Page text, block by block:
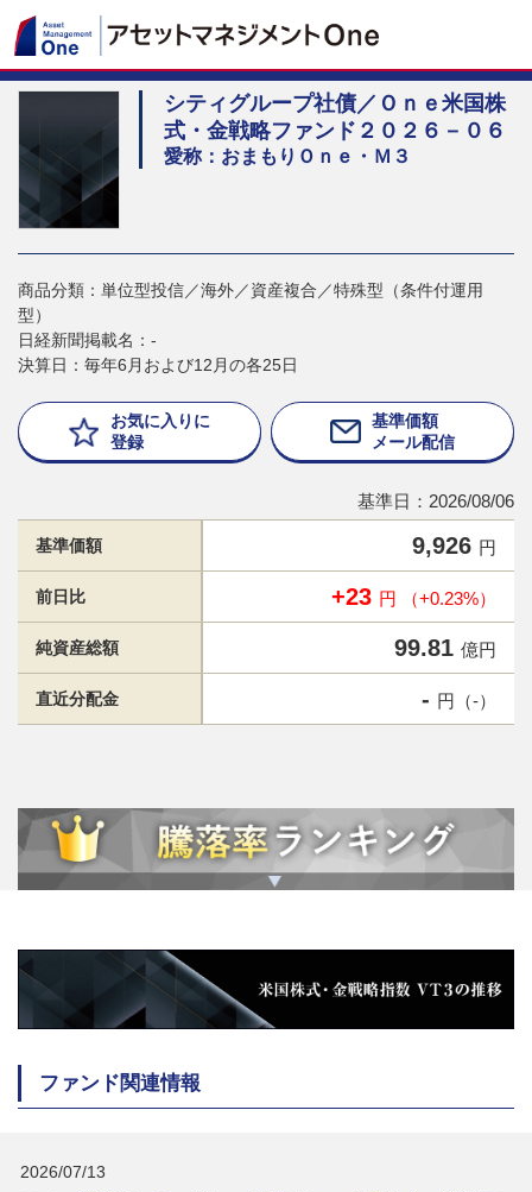
シティグループ社債／Ｏｎｅ米国株
式・金戦略ファンド２０２６－０６
愛称：おまもりＯｎｅ・Ｍ３
商品分類：単位型投信／海外／資産複合／特殊型（条件付運用
型）
日経新聞掲載名：-
決算日：毎年6月および12月の各25日
お気に入りに
登録
基準価額
メール配信
基準日：2026/08/06
基準価額 9,926 円
前日比 +23 円 （+0.23%）
純資産総額 99.81 億円
直近分配金 - 円（-）
ファンド関連情報
2026/07/13